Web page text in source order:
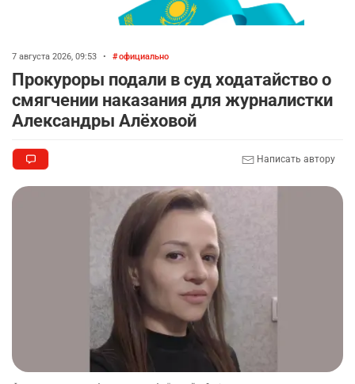
7 августа 2026, 09:53 • официально
Прокуроры подали в суд ходатайство о
смягчении наказания для журналистки
Александры Алёховой
Написать автору